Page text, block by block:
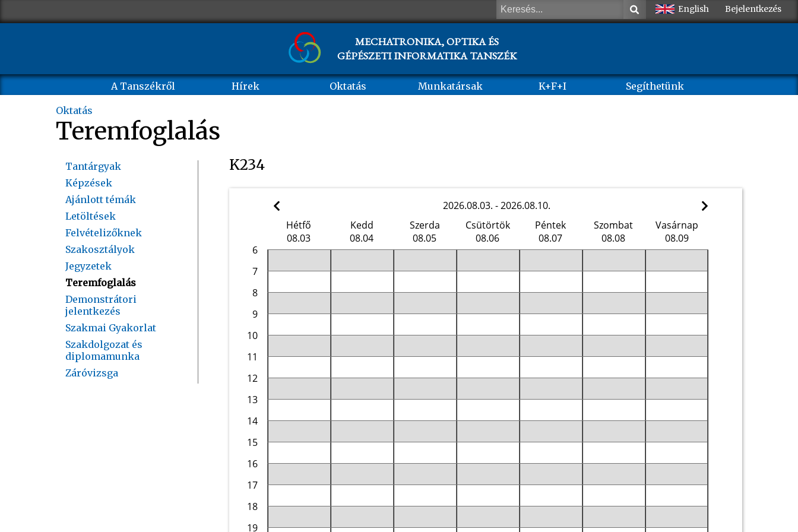
English Bejelentkezés
MECHATRONIKA, OPTIKA ÉS
GÉPÉSZETI INFORMATIKA TANSZÉK
A Tanszékről Hírek Oktatás Munkatársak K+F+I Segíthetünk
Oktatás
Teremfoglalás
Tantárgyak
Képzések
Ajánlott témák
Letöltések
Felvételizőknek
Szakosztályok
Jegyzetek
Teremfoglalás
Demonstrátori
jelentkezés
Szakmai Gyakorlat
Szakdolgozat és
diplomamunka
Záróvizsga
K234
2026.08.03. - 2026.08.10.
Hétfő
08.03
Kedd
08.04
Szerda
08.05
Csütörtök
08.06
Péntek
08.07
Szombat
08.08
Vasárnap
08.09
6
7
8
9
10
11
12
13
14
15
16
17
18
19